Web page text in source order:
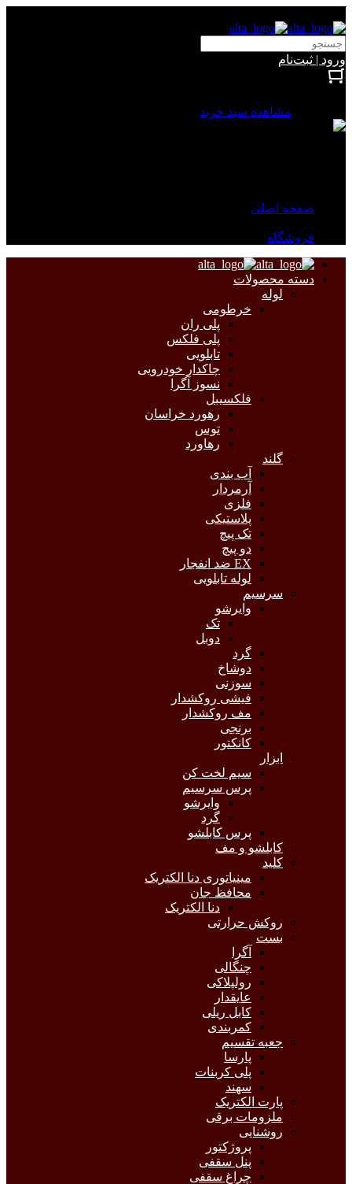
ورود | ثبت‌نام
مشاهده سبد خرید
صفحه اصلی
فروشگاه
دسته محصولات
لوله
خرطومی
پلی ران
پلی فلکس
تابلویی
چاکدار خودرویی
نسوز آگرا
فلکسیبل
رهورد خراسان
توس
رهاورد
گلند
آب بندی
آرمردار
فلزی
پلاستیکی
تک پیچ
دو پیچ
EX ضد انفجار
لوله تابلویی
سرسیم
وایرشو
تک
دوبل
گرد
دوشاخ
سوزنی
فیشی روکشدار
مف روکشدار
برنجی
کانکتور
ابزار
سیم لخت کن
پرس سرسیم
وایرشو
گرد
پرس کابلشو
کابلشو و مف
کلید
مینیاتوری دنا الکتریک
محافظ جان
دنا الکتریک
روکش حرارتی
بست
آگرا
چنگالی
رولپلاکی
عایقدار
کابل ریلی
کمربندی
جعبه تقسیم
پارسا
پلی کربنات
سهند
پارت الکتریک
ملزومات برقی
روشنایی
پروژکتور
پنل سقفی
چراغ سقفی